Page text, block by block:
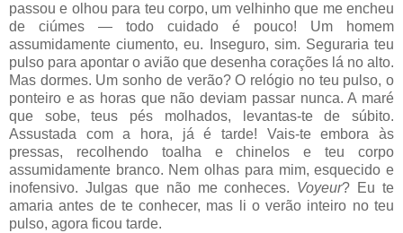
passou e olhou para teu corpo, um velhinho que me encheu
de ciúmes — todo cuidado é pouco! Um homem
assumidamente ciumento, eu. Inseguro, sim. Seguraria teu
pulso para apontar o avião que desenha corações lá no alto.
Mas dormes. Um sonho de verão? O relógio no teu pulso, o
ponteiro e as horas que não deviam passar nunca. A maré
que sobe, teus pés molhados, levantas-te de súbito.
Assustada com a hora, já é tarde! Vais-te embora às
pressas, recolhendo toalha e chinelos e teu corpo
assumidamente branco. Nem olhas para mim, esquecido e
inofensivo. Julgas que não me conheces. Voyeur? Eu te
amaria antes de te conhecer, mas li o verão inteiro no teu
pulso, agora ficou tarde.